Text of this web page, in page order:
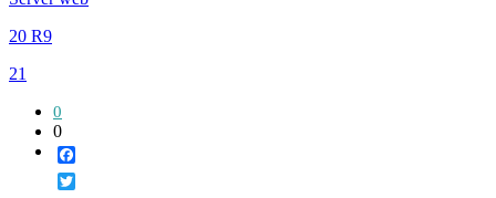
20 R9
21
0
0